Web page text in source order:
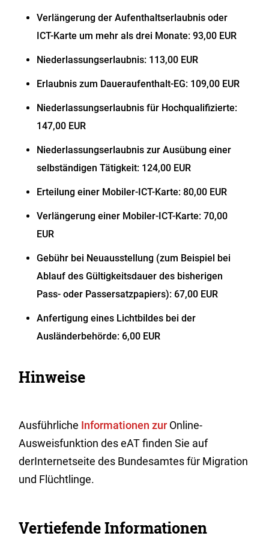
Verlängerung der Aufenthaltserlaubnis oder
ICT-Karte um mehr als drei Monate: 93,00 EUR
Niederlassungserlaubnis: 113,00 EUR
Erlaubnis zum Daueraufenthalt-EG: 109,00 EUR
Niederlassungserlaubnis für Hochqualifizierte:
147,00 EUR
Niederlassungserlaubnis zur Ausübung einer
selbständigen Tätigkeit: 124,00 EUR
Erteilung einer Mobiler-ICT-Karte: 80,00 EUR
Verlängerung einer Mobiler-ICT-Karte: 70,00
EUR
Gebühr bei Neuausstellung (zum Beispiel bei
Ablauf des Gültigkeitsdauer des bisherigen
Pass- oder Passersatzpapiers): 67,00 EUR
Anfertigung eines Lichtbildes bei der
Ausländerbehörde: 6,00 EUR
Hinweise
Ausführliche Informationen zur Online-
Ausweisfunktion des eAT finden Sie auf
derInternetseite des Bundesamtes für Migration
und Flüchtlinge.
Vertiefende Informationen